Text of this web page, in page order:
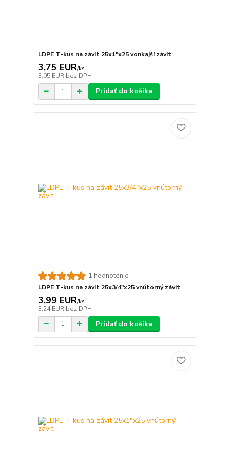
LDPE T-kus na závit 25x1"x25 vonkajší závit
3,75 EUR/ks
3,05 EUR bez DPH
Pridať do košíka
1 hodnotenie
LDPE T-kus na závit 25x3/4"x25 vnútorný závit
3,99 EUR/ks
3,24 EUR bez DPH
Pridať do košíka